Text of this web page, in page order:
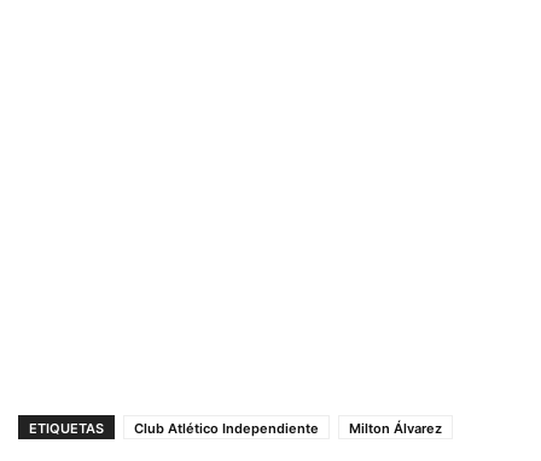
ETIQUETAS Club Atlético Independiente Milton Álvarez